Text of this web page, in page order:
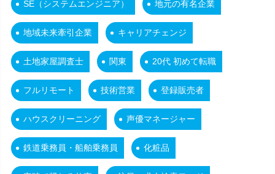
SE（システムエンジニア） 地元の有名企業
地域未来牽引企業 キャリアチェンジ
土地家屋調査士 関東 20代 初めて転職
フルリモート 技術営業 登録販売者
ハウスクリーニング 声優マネージャー
鉄道乗務員・船舶乗務員 化粧品